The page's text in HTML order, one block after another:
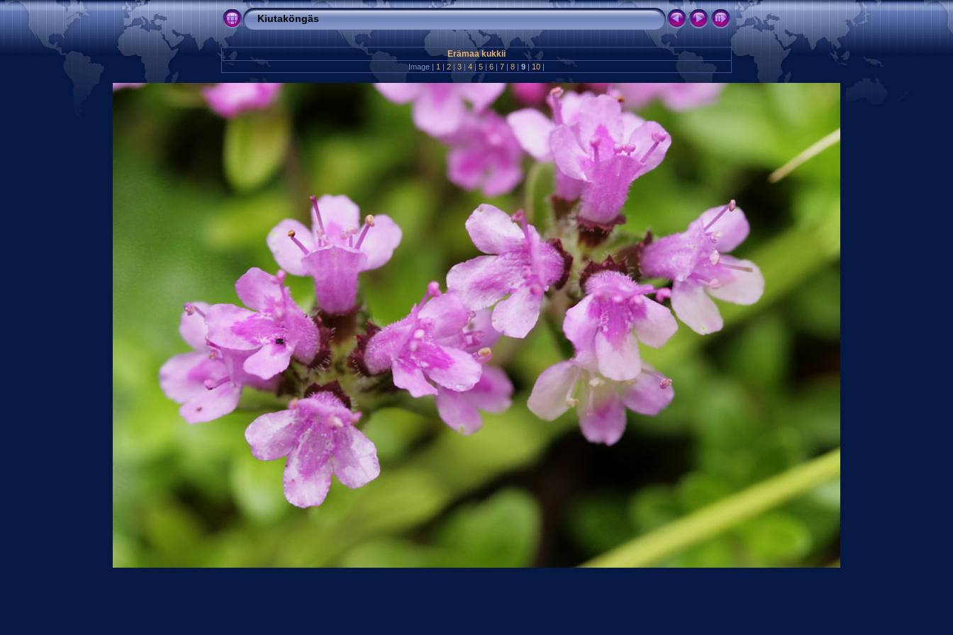
Kiutaköngäs
Erämaa kukkii
Image | 1 | 2 | 3 | 4 | 5 | 6 | 7 | 8 | 9 | 10 |